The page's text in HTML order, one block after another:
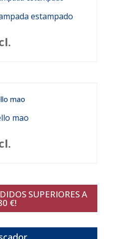
estampado
mao
SUPERIORES A
€!